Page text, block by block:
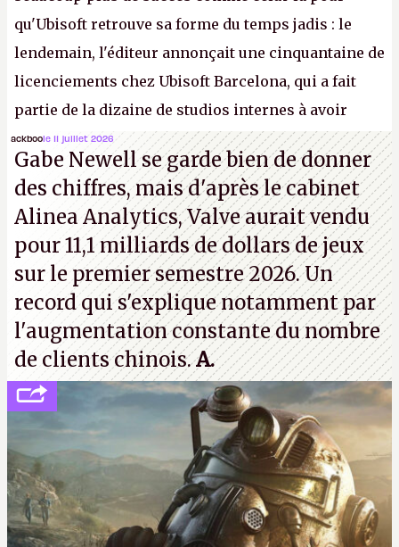
qu'Ubisoft retrouve sa forme du temps jadis : le
lendemain, l'éditeur annonçait une cinquantaine de
licenciements chez Ubisoft Barcelona, qui a fait
partie de la dizaine de studios internes à avoir
travaillé sur cetAssassin's Creedsous la direction
d'Ubisoft Singapour.A.
ackboole 11 juillet 2026
Gabe Newell se garde bien de donner
des chiffres, mais d'après le cabinet
Alinea Analytics, Valve aurait vendu
pour 11,1 milliards de dollars de jeux
sur le premier semestre 2026. Un
record qui s'explique notamment par
l'augmentation constante du nombre
de clients chinois.A.